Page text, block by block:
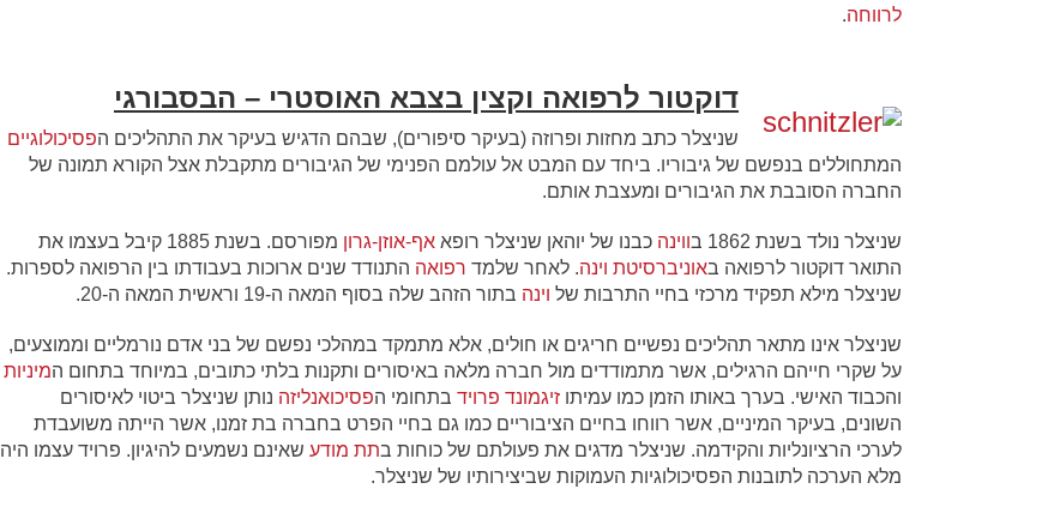
לרווחה.
דוקטור לרפואה וקצין בצבא האוסטרי – הבסבורגי
שניצלר כתב מחזות ופרוזה (בעיקר סיפורים), שבהם הדגיש בעיקר את התהליכים הפסיכולוגיים
המתחוללים בנפשם של גיבוריו. ביחד עם המבט אל עולמם הפנימי של הגיבורים מתקבלת אצל הקורא תמונה של
החברה הסובבת את הגיבורים ומעצבת אותם.
שניצלר נולד בשנת 1862 ב ווינה כבנו של יוהאן שניצלר רופא אף-אוזן-גרון
מפורסם. בשנת 1885 קיבל בעצמו את
התואר דוקטור לרפואה באוניברסיטת וינה. לאחר שלמד רפואה התנודד שנים ארוכות בעבודתו בין הרפואה לספרות.
שניצלר מילא תפקיד מרכזי בחיי התרבות של וינה בתור הזהב שלה בסוף המאה ה-19 וראשית המאה ה-20.
שניצלר אינו מתאר תהליכים נפשיים חריגים או חולים, אלא מתמקד במהלכי נפשם של בני אדם נורמליים וממוצעים,
על שקרי חייהם הרגילים, אשר מתמודדים מול חברה מלאה באיסורים ותקנות בלתי כתובים, במיוחד בתחום המיניות
והכבוד האישי. בערך באותו הזמן כמו עמיתו זיגמונד פרויד בתחומי הפסיכואנליזה נותן שניצלר ביטוי לאיסורים
השונים, בעיקר המיניים, אשר רווחו בחיים הציבוריים כמו גם בחיי הפרט בחברה בת זמנו, אשר הייתה משועבדת
לערכי הרציונליות והקידמה. שניצלר מדגים את פעולתם של כוחות בתת מודע שאינם נשמעים להיגיון. פרויד עצמו היה
מלא הערכה לתובנות הפסיכולוגיות העמוקות שביצירותיו של שניצלר.